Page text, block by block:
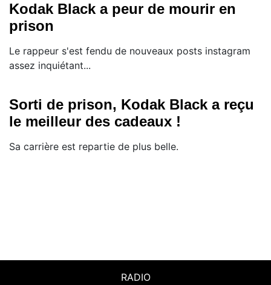
Kodak Black a peur de mourir en
prison
Le rappeur s'est fendu de nouveaux posts instagram
assez inquiétant...
Sorti de prison, Kodak Black a reçu
le meilleur des cadeaux !
Sa carrière est repartie de plus belle.
RADIO